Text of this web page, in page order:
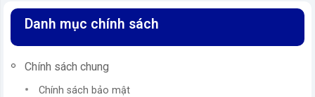
Danh mục chính sách
Chính sách chung
Chính sách bảo mật